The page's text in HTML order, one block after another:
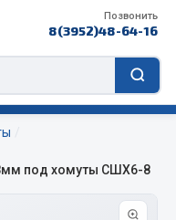
Позвонить
8(3952)48-64-16
под хомуты СШХ6-8